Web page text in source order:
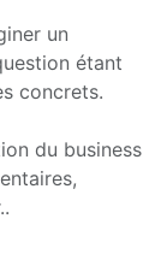
un
étant
concrets.
du business